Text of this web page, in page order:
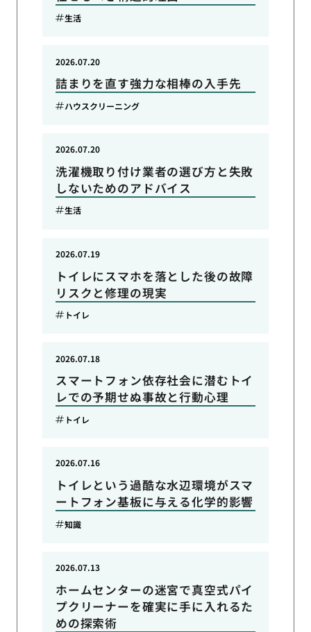
生活
詰まりを直す強力な相棒の入手先
2026.07.20
ハウスクリーニング
洗濯機取り付け業者の選び方と失敗
しないためのアドバイス
2026.07.20
生活
トイレにスマホを落とした後の故障
リスクと修理の現実
2026.07.19
トイレ
スマートフォン依存社会に潜むトイ
レでの予期せぬ事故と行動心理
2026.07.18
トイレ
トイレという過酷な水辺環境がスマ
ートフォン基板に与える化学的影響
2026.07.16
知識
ホームセンターの迷宮で真空式パイ
プクリーナーを確実に手に入れるた
めの探索術
2026.07.13